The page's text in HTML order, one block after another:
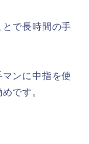
で長時間の手
ンに中指を使
です。